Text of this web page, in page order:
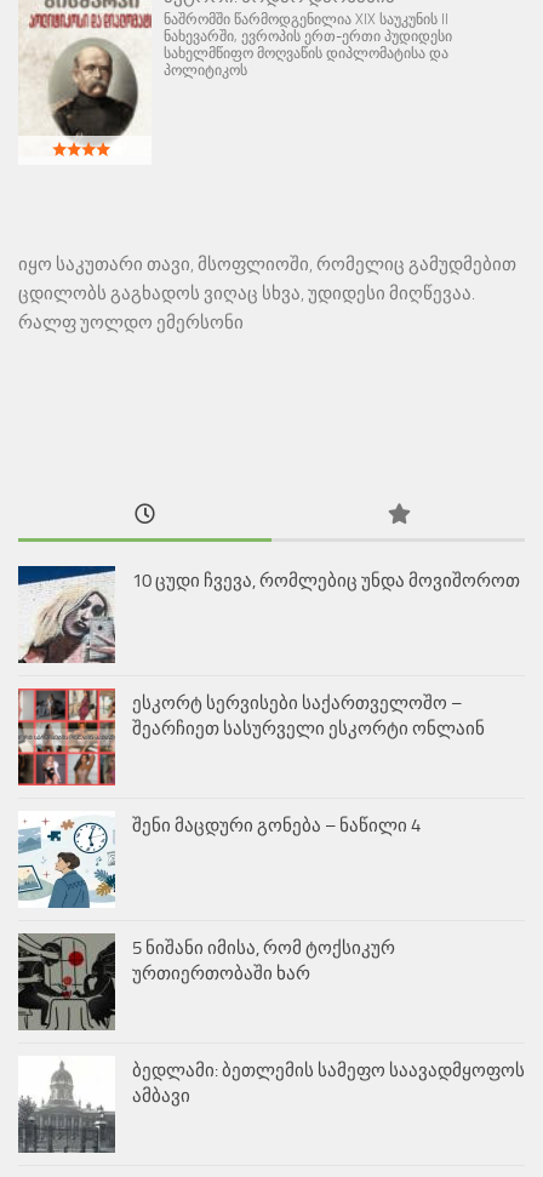
ნაშრომში წარმოდგენილია XIX საუკუნის II
ნახევარში, ევროპის ერთ-ერთი პუდიდესი
სახელმწიფო მოღვაწის დიპლომატისა და
პოლიტიკოს
იყო საკუთარი თავი, მსოფლიოში, რომელიც გამუდმებით
ცდილობს გაგხადოს ვიღაც სხვა, უდიდესი მიღწევაა.
რალფ უოლდო ემერსონი
10 ცუდი ჩვევა, რომლებიც უნდა მოვიშოროთ
ესკორტ სერვისები საქართველოშო –
შეარჩიეთ სასურველი ესკორტი ონლაინ
შენი მაცდური გონება – ნაწილი 4
5 ნიშანი იმისა, რომ ტოქსიკურ
ურთიერთობაში ხარ
ბედლამი: ბეთლემის სამეფო საავადმყოფოს
ამბავი